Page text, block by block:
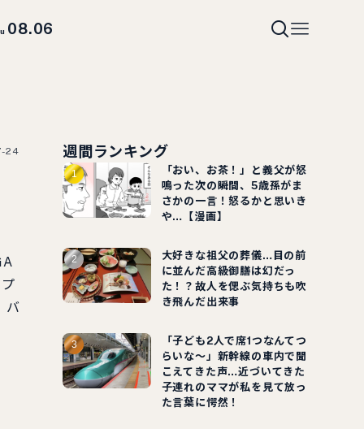
08.06
24
バ
週間ランキング
「おい、お茶！」と義父が怒
鳴った次の瞬間、5歳孫がま
さかの一言！怒るかと思いき
や…【漫画】
大好きな祖父の葬儀…目の前
に並んだ高級御膳は幻だっ
た！？故人を偲ぶ気持ちも吹
き飛んだ出来事
「子ども2人で席1つなんてつ
らいな～」新幹線の車内で聞
こえてきた声…近づいてきた
子連れのママが私を見て放っ
た言葉に愕然！